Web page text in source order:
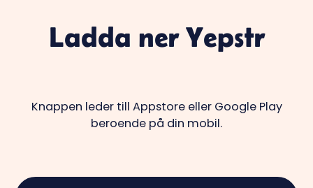
Ladda ner Yepstr
Knappen leder till Appstore eller Google Play
beroende på din mobil.